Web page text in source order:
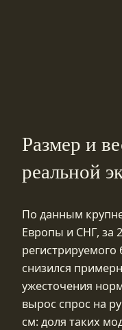
Размер и
реальной
По данным
Европы и СНГ, за
регистрируемого
снизился
ужесточения
вырос спрос на
см: доля таких